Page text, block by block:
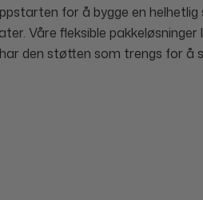
for å bygge en
Våre fleksible
den støtten som trengs for å